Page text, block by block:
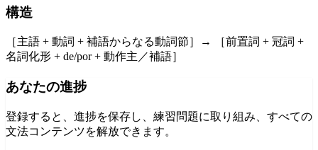
構造
［主語 + 動詞 + 補語からなる動詞節］→ ［前置詞 + 冠詞 +
名詞化形 + de/por + 動作主／補語］
あなたの進捗
登録すると、進捗を保存し、練習問題に取り組み、すべての
文法コンテンツを解放できます。